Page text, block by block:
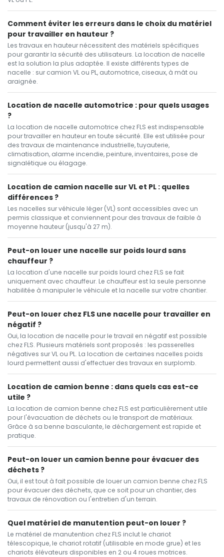
Comment éviter les erreurs dans le choix du matériel
pour travailler en hauteur ?
Les travaux en hauteur nécessitent des matériels spécifiques
pour garantir la sécurité des utilisateurs. La location de nacelle
est la solution la plus adaptée. Il existe différents types de
nacelle : sur camion VL ou PL, automotrice, ciseaux, à mât ou
araignée.
Location de nacelle automotrice : pour quels usages
?
La location de nacelle automotrice chez FLS est indispensable
pour travailler en hauteur en toute sécurité. Elle est utilisée pour
des travaux de maintenance industrielle, tuyauterie,
climatisation, alarme incendie, peinture, inventaires, pose de
signalétique ou élagage.
Location de camion nacelle sur VL et PL : quelles
différences ?
Les nacelles sur véhicule léger (VL) sont accessibles avec un
permis classique et conviennent pour des travaux de faible à
moyenne hauteur (jusqu'à 27 m).
Peut-on louer une nacelle sur poids lourd sans
chauffeur ?
La location d'une nacelle sur poids lourd chez FLS se fait
uniquement avec chauffeur. Le chauffeur est la seule personne
habilitée à manipuler le véhicule et la nacelle sur votre chantier.
Peut-on louer chez FLS une nacelle pour travailler en
négatif ?
Oui, la location de nacelle pour le travail en négatif est possible
chez FLS. Plusieurs matériels sont proposés : les passerelles
négatives sur VL ou PL. La location de certaines nacelles poids
lourd permettent aussi d'effectuer des travaux en surplomb.
Location de camion benne : dans quels cas est-ce
utile ?
La location de camion benne chez FLS est particulièrement utile
pour l'évacuation de déchets ou le transport de matériaux.
Grâce à sa benne basculante, le déchargement est rapide et
pratique.
Peut-on louer un camion benne pour évacuer des
déchets ?
Oui, il est tout à fait possible de louer un camion benne chez FLS
pour évacuer des déchets, que ce soit pour un chantier, des
travaux de rénovation ou l'entretien d'un terrain.
Quel matériel de manutention peut-on louer ?
Le matériel de manutention chez FLS inclut le chariot
télescopique, le chariot rotatif (utilisable en mode grue) et les
chariots élévateurs disponibles en 2 ou 4 roues motrices.